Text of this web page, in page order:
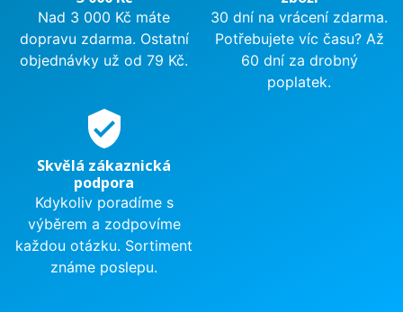
Nad 3 000 Kč máte
dopravu zdarma. Ostatní
objednávky už od 79 Kč.
30 dní na vrácení zdarma.
Potřebujete víc času? Až
60 dní za drobný
poplatek.
verified_user
Skvělá zákaznická
podpora
Kdykoliv poradíme s
výběrem a zodpovíme
každou otázku. Sortiment
známe poslepu.